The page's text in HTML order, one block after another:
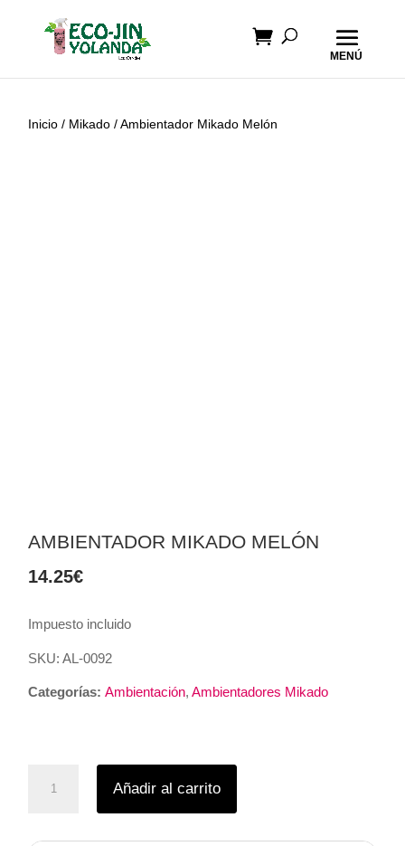
Inicio / Mikado / Ambientador Mikado Melón
AMBIENTADOR MIKADO MELÓN
14.25€
Impuesto incluido
SKU:AL-0092
Categorías:Ambientación,Ambientadores Mikado
Mikado
Añadir al carrito